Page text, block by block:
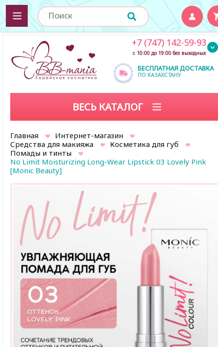
БЕСПЛАТНАЯ ДОСТАВКА
ПО КАЗАХСТАНУ
+7 (747) 142-59-93
с 10:00 до 19:00 без выходных
ВЕСЬ КАТАЛОГ
Главная
Интернет-магазин
Средства для макияжа
Косметика для губ
Помады и тинты
No Limit Moisturizing Long-Wear Lipstick 03 Lovely Pink
[Monic Beauty]